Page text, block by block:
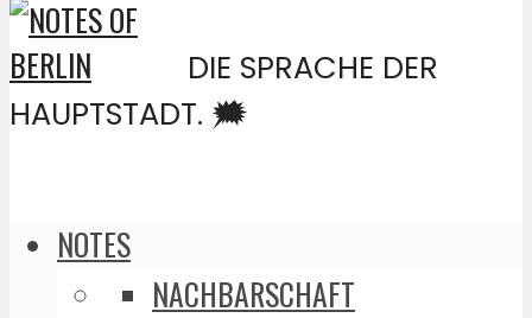
DIE SPRACHE DER
HAUPTSTADT. 🗯️
NOTES
NACHBARSCHAFT